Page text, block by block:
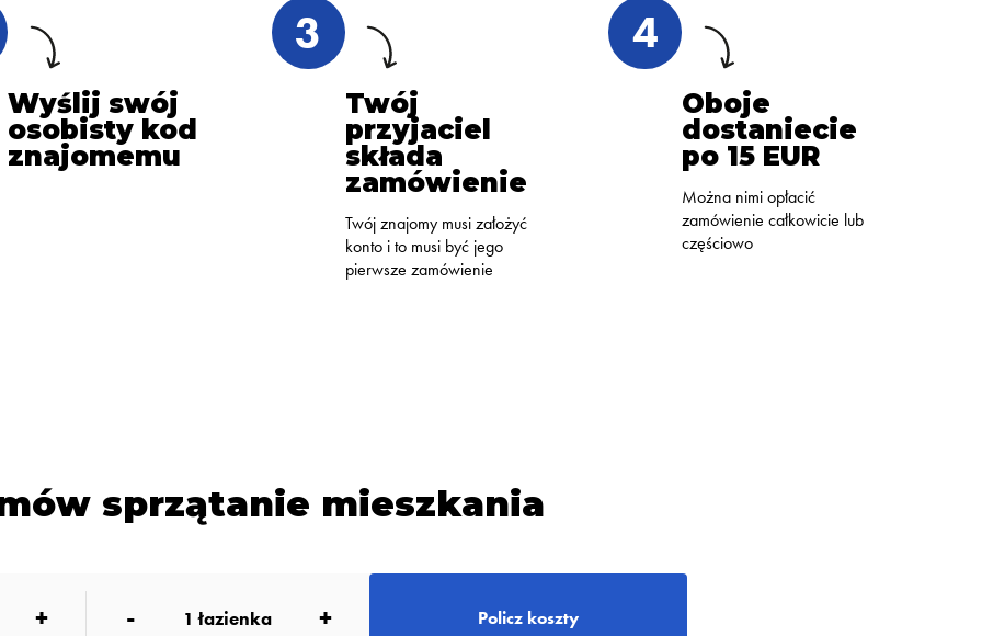
Wyślij swój
osobisty kod
znajomemu
3
Twój
przyjaciel
składa
zamówienie
Twój znajomy musi założyć
konto i to musi być jego
pierwsze zamówienie
4
Oboje
dostaniecie
po 15 EUR
Można nimi opłacić
zamówienie całkowicie lub
częściowo
sprzątanie mieszkania
+ - 1 łazienka + Policz koszty